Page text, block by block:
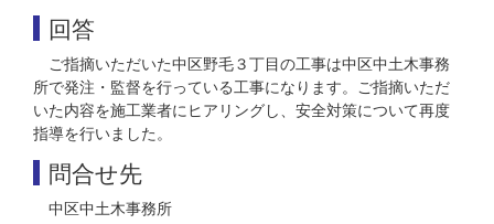
回答
ご指摘いただいた中区野毛３丁目の工事は中区中土木事務
所で発注・監督を行っている工事になります。ご指摘いただ
いた内容を施工業者にヒアリングし、安全対策について再度
指導を行いました。
問合せ先
中区中土木事務所